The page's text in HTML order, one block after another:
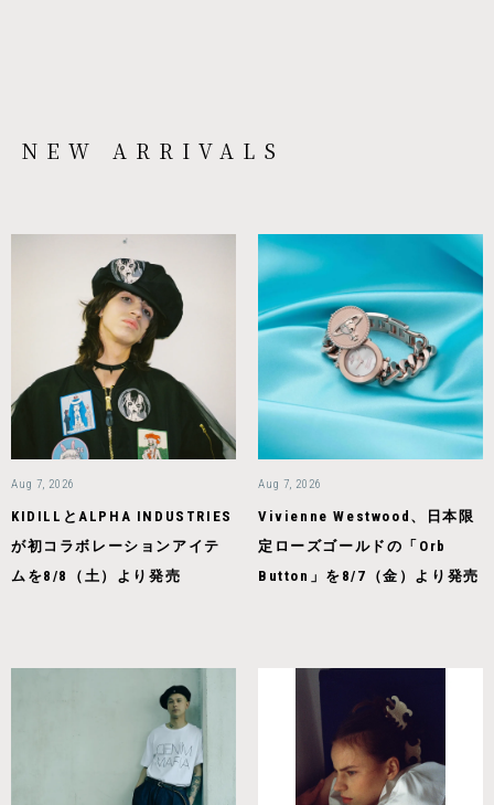
NEW ARRIVALS
Aug 7, 2026
KIDILLとALPHA INDUSTRIES
が初コラボレーションアイテ
ムを8/8（土）より発売
Aug 7, 2026
Vivienne Westwood、日本限
定ローズゴールドの「Orb
Button」を8/7（金）より発売